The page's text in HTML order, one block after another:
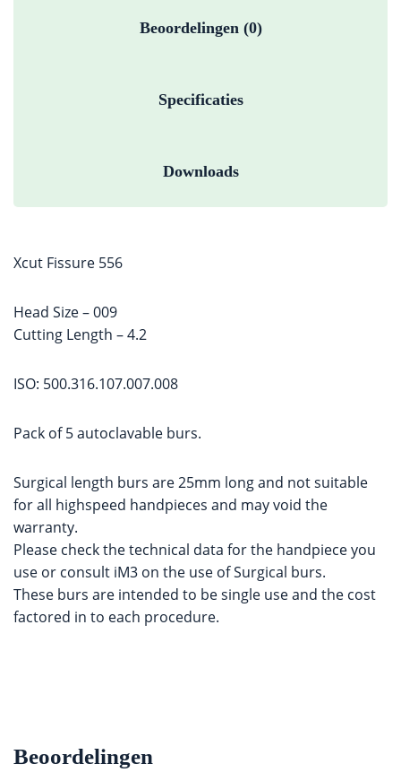
Beoordelingen (0)
Specificaties
Downloads
Xcut Fissure 556
Head Size – 009
Cutting Length – 4.2
ISO: 500.316.107.007.008
Pack of 5 autoclavable burs.
Surgical length burs are 25mm long and not suitable
for all highspeed handpieces and may void the
warranty.
Please check the technical data for the handpiece you
use or consult iM3 on the use of Surgical burs.
These burs are intended to be single use and the cost
factored in to each procedure.
Beoordelingen